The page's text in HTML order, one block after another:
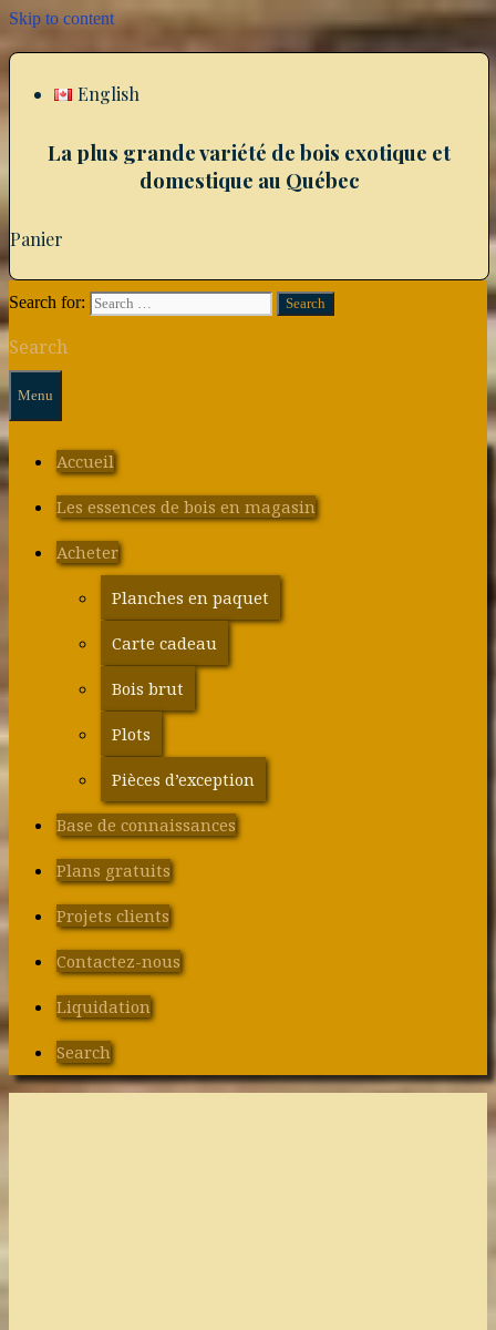
Skip to content
English
La plus grande variété de bois exotique et
domestique au Québec
Panier
Search for:
Search
Menu
Accueil
Les essences de bois en magasin
Acheter
Planches en paquet
Carte cadeau
Bois brut
Plots
Pièces d’exception
Base de connaissances
Plans gratuits
Projets clients
Contactez-nous
Liquidation
Search